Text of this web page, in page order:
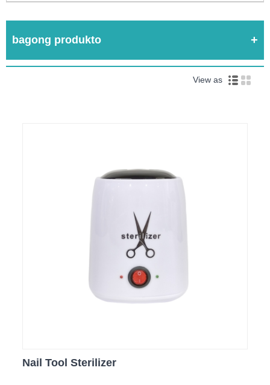
bagong produkto
View as
Nail Tool Sterilizer